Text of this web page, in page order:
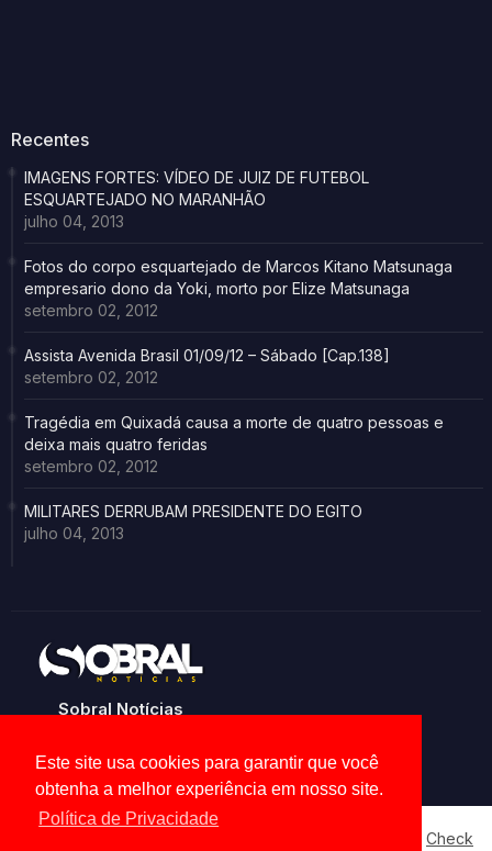
Este site usa cookies para garantir que você
obtenha a melhor experiência em nosso site.
Política de Privacidade
Recentes
IMAGENS FORTES: VÍDEO DE JUIZ DE FUTEBOL
ESQUARTEJADO NO MARANHÃO
julho 04, 2013
Fotos do corpo esquartejado de Marcos Kitano Matsunaga
empresario dono da Yoki, morto por Elize Matsunaga
setembro 02, 2012
Assista Avenida Brasil 01/09/12 – Sábado [Cap.138]
setembro 02, 2012
Tragédia em Quixadá causa a morte de quatro pessoas e
deixa mais quatro feridas
setembro 02, 2012
MILITARES DERRUBAM PRESIDENTE DO EGITO
julho 04, 2013
Sobral Notícias
Check